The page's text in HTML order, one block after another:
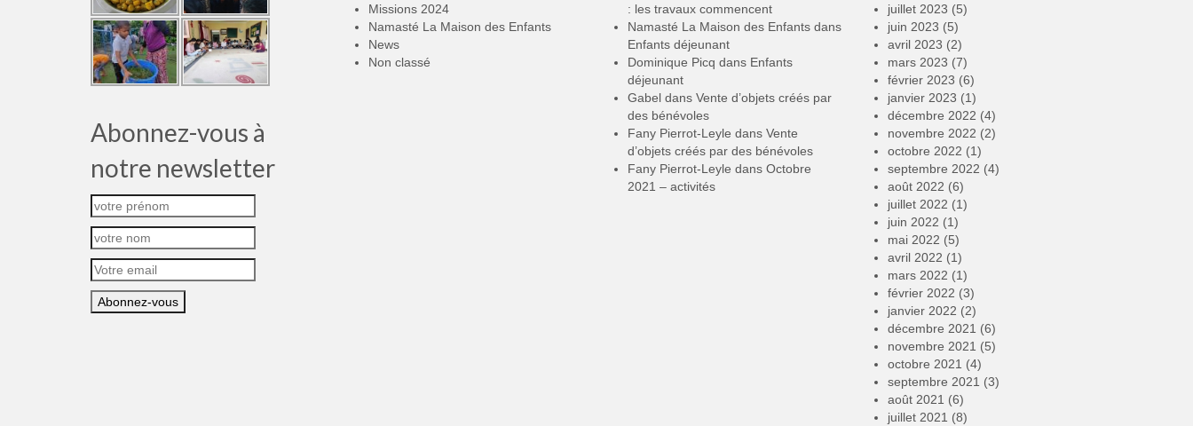
Abonnez-vous à
notre newsletter
Missions 2024
Namasté La Maison des Enfants
News
Non classé
: les travaux commencent
Namasté La Maison des Enfants dans
Enfants déjeunant
Dominique Picq dans Enfants
déjeunant
Gabel dans Vente d’objets créés par
des bénévoles
Fany Pierrot-Leyle dans Vente
d’objets créés par des bénévoles
Fany Pierrot-Leyle dans Octobre
2021 – activités
juillet 2023 (5)
juin 2023 (5)
avril 2023 (2)
mars 2023 (7)
février 2023 (6)
janvier 2023 (1)
décembre 2022 (4)
novembre 2022 (2)
octobre 2022 (1)
septembre 2022 (4)
août 2022 (6)
juillet 2022 (1)
juin 2022 (1)
mai 2022 (5)
avril 2022 (1)
mars 2022 (1)
février 2022 (3)
janvier 2022 (2)
décembre 2021 (6)
novembre 2021 (5)
octobre 2021 (4)
septembre 2021 (3)
août 2021 (6)
juillet 2021 (8)